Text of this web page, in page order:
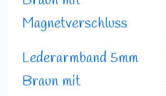
Lederarmband 5mm
Braun mit